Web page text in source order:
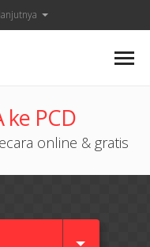
ke PCD
online & gratis